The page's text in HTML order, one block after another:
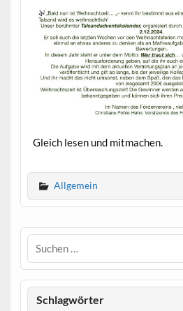
Gleich lesen und mitmachen.
Allgemein
Schlagwörter